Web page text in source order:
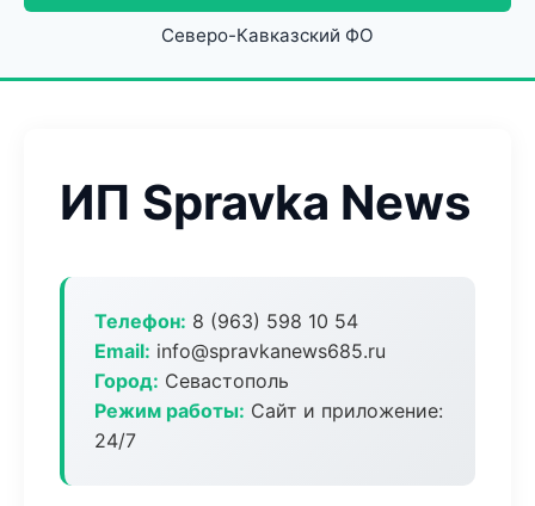
Северо-Кавказский ФО
ИП Spravka News
Телефон: 8 (963) 598 10 54
Email: info@spravkanews685.ru
Город: Севастополь
Режим работы: Сайт и приложение:
24/7